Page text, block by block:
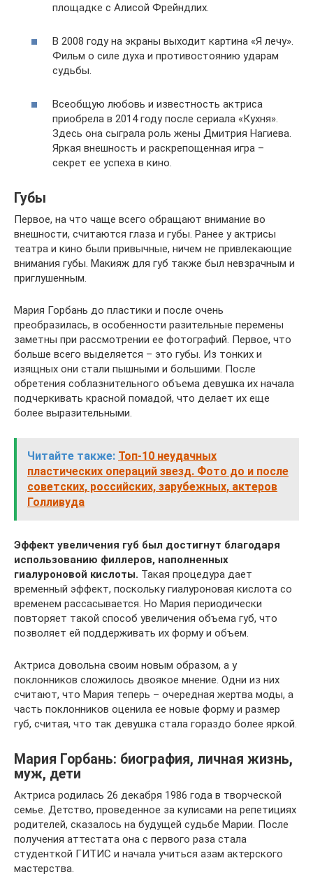
площадке с Алисой Фрейндлих.
В 2008 году на экраны выходит картина «Я лечу».
Фильм о силе духа и противостоянию ударам
судьбы.
Всеобщую любовь и известность актриса
приобрела в 2014 году после сериала «Кухня».
Здесь она сыграла роль жены Дмитрия Нагиева.
Яркая внешность и раскрепощенная игра –
секрет ее успеха в кино.
Губы
Первое, на что чаще всего обращают внимание во
внешности, считаются глаза и губы. Ранее у актрисы
театра и кино были привычные, ничем не привлекающие
внимания губы. Макияж для губ также был невзрачным и
приглушенным.
Мария Горбань до пластики и после очень
преобразилась, в особенности разительные перемены
заметны при рассмотрении ее фотографий. Первое, что
больше всего выделяется – это губы. Из тонких и
изящных они стали пышными и большими. После
обретения соблазнительного объема девушка их начала
подчеркивать красной помадой, что делает их еще
более выразительными.
Читайте также: Топ-10 неудачных
пластических операций звезд. Фото до и после
советских, российских, зарубежных, актеров
Голливуда
Эффект увеличения губ был достигнут благодаря
использованию филлеров, наполненных
гиалуроновой кислоты. Такая процедура дает
временный эффект, поскольку гиалуроновая кислота со
временем рассасывается. Но Мария периодически
повторяет такой способ увеличения объема губ, что
позволяет ей поддерживать их форму и объем.
Актриса довольна своим новым образом, а у
поклонников сложилось двоякое мнение. Одни из них
считают, что Мария теперь – очередная жертва моды, а
часть поклонников оценила ее новые форму и размер
губ, считая, что так девушка стала гораздо более яркой.
Мария Горбань: биография, личная жизнь,
муж, дети
Актриса родилась 26 декабря 1986 года в творческой
семье. Детство, проведенное за кулисами на репетициях
родителей, сказалось на будущей судьбе Марии. После
получения аттестата она с первого раза стала
студенткой ГИТИС и начала учиться азам актерского
мастерства.